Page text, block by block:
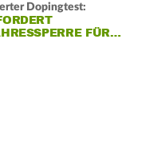
Dopingtest:
FÜR…